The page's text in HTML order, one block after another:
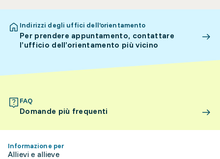
Indirizzi degli uffici dell’orientamento
Per prendere appuntamento, contattare
l’ufficio dell’orientamento più vicino
FAQ
Domande più frequenti
Informazione per
Allievi e allieve